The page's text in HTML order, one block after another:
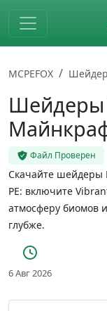
Skip to main content
MCPEFOX
Шейдеры
Файл Проверен
Скачайте шейдеры
PE: включите
атмосферу биомов
глубже.
6 Авг 2026